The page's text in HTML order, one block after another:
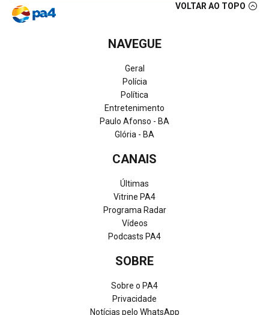
VOLTAR AO TOPO
NAVEGUE
Geral
Polícia
Política
Entretenimento
Paulo Afonso - BA
Glória - BA
CANAIS
Últimas
Vitrine PA4
Programa Radar
Vídeos
Podcasts PA4
SOBRE
Sobre o PA4
Privacidade
Notícias pelo WhatsApp